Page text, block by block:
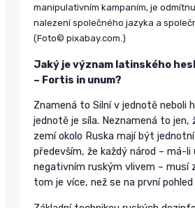
manipulativním kampaním, je
nalezení společného jazyka a
(Foto© pixabay.com.)
Jaký je význam latinského
– Fortis in unum?
Znamená to Silní v jednotě neboli
jednotě je síla. Neznamená to jen,
zemí okolo Ruska mají být
především, že každý národ – má-
negativním ruským vlivem – musí
tom je více, než se na první